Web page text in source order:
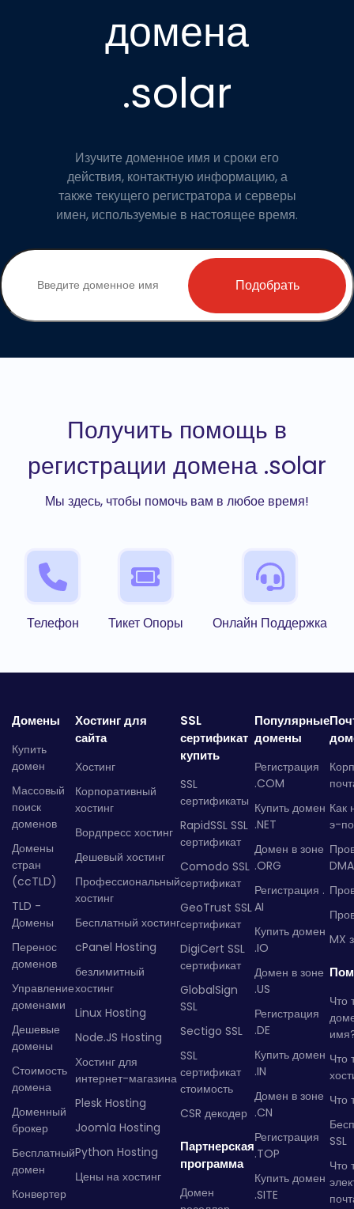
домена
.solar
Изучите доменное имя и сроки его
действия, контактную информацию, а
также текущего регистратора и серверы
имен, используемые в настоящее время.
Подобрать
Получить помощь в
регистрации домена .solar
Мы здесь, чтобы помочь вам в любое время!
Телефон Тикет Опоры Онлайн Поддержка
Домены
Купить
домен
Массовый
поиск
доменов
Домены
стран
(ccTLD)
TLD -
Домены
Перенос
доменов
Управление
доменами
Дешевые
домены
Стоимость
домена
Доменный
брокер
Бесплатный
домен
Конвертер
Хостинг для
сайта
Хостинг
Корпоративный
хостинг
Вордпресс хостинг
Дешевый хостинг
Профессиональный
хостинг
Бесплатный хостинг
cPanel Hosting
безлимитный
хостинг
Linux Hosting
Node.JS Hosting
Хостинг для
интернет-магазина
Plesk Hosting
Joomla Hosting
Python Hosting
Цены на хостинг
SSL
сертификат
купить
SSL
сертификаты
RapidSSL SSL
сертификат
Comodo SSL
сертификат
GeoTrust SSL
сертификат
DigiCert SSL
сертификат
GlobalSign
SSL
Sectigo SSL
SSL
сертификат
стоимость
CSR декодер
Партнерская
программа
Домен
Популярные
домены
Регистрация
.COM
Купить домен
.NET
Домен в зоне
.ORG
Регистрация .
AI
Купить домен
.IO
Домен в зоне
.US
Регистрация
.DE
Купить домен
.IN
Домен в зоне
.CN
Регистрация
.TOP
Купить домен
.SITE
Как
э-
MX
Что
Что
Что
SSL
Что